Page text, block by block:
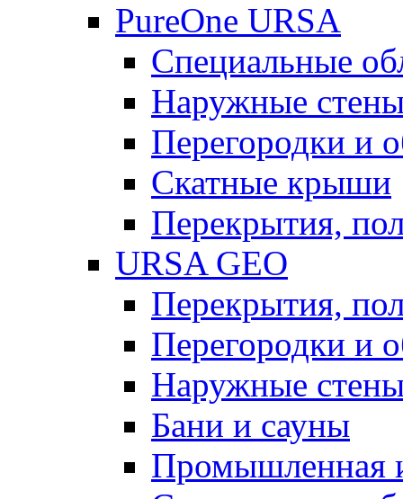
PureOne URSA
Специальные
Наружные
Перегородки и
Скатные крыши
Перекрытия,
URSA GEO
Перекрытия,
Перегородки и
Наружные
Бани и сауны
Промышленная